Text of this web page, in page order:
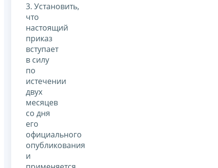
3. Установить,
что
настоящий
приказ
вступает
в силу
по
истечении
двух
месяцев
со дня
его
официального
опубликования
и